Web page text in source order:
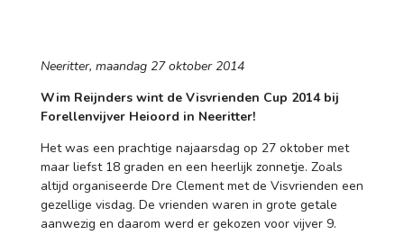
Neeritter, maandag 27 oktober 2014
Wim Reijnders wint de Visvrienden Cup 2014 bij
Forellenvijver Heioord in Neeritter!
Het was een prachtige najaarsdag op 27 oktober met
maar liefst 18 graden en een heerlijk zonnetje. Zoals
altijd organiseerde Dre Clement met de Visvrienden een
gezellige visdag. De vrienden waren in grote getale
aanwezig en daarom werd er gekozen voor vijver 9.